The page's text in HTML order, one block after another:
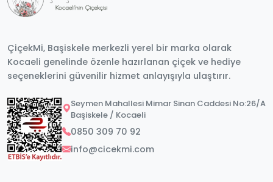
ÇiçekMi, Başiskele merkezli yerel bir marka olarak
Kocaeli genelinde özenle hazırlanan çiçek ve hediye
seçeneklerini güvenilir hizmet anlayışıyla ulaştırır.
Seymen Mahallesi Mimar Sinan Caddesi No:26/A
Başiskele / Kocaeli
0850 309 70 92
info@cicekmi.com